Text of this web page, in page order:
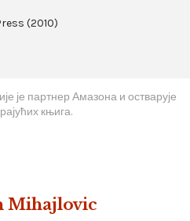
(2010)
је партнер Амазона и остварује
књига.
Mihajlovic